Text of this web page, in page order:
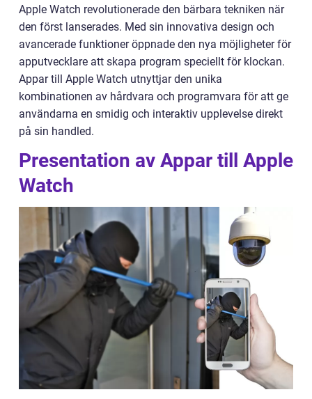
Apple Watch revolutionerade den bärbara tekniken när
den först lanserades. Med sin innovativa design och
avancerade funktioner öppnade den nya möjligheter för
apputvecklare att skapa program speciellt för klockan.
Appar till Apple Watch utnyttjar den unika
kombinationen av hårdvara och programvara för att ge
användarna en smidig och interaktiv upplevelse direkt
på sin handled.
Presentation av Appar till Apple
Watch